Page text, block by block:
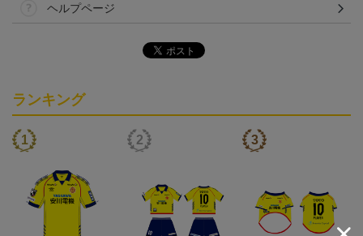
ヘルプページ
ランキング